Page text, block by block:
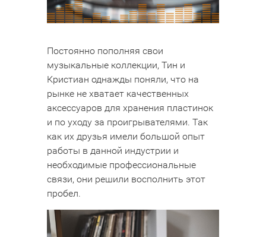
Постоянно пополняя свои
музыкальные коллекции, Тин и
Кристиан однажды поняли, что на
рынке не хватает качественных
аксессуаров для хранения пластинок
и по уходу за проигрывателями. Так
как их друзья имели большой опыт
работы в данной индустрии и
необходимые профессиональные
связи, они решили восполнить этот
пробел.